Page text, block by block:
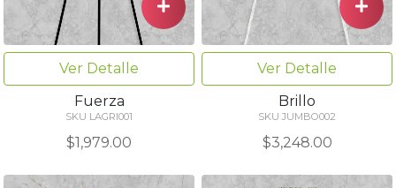
Ver Detalle
Fuerza
SKU LAGRI001
$1,979.00
Ver Detalle
Brillo
SKU JUMBO002
$3,248.00